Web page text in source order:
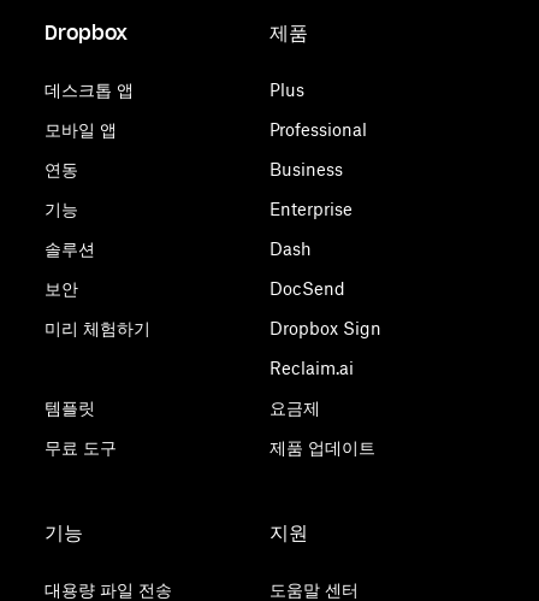
Dropbox
데스크톱 앱
모바일 앱
연동
기능
솔루션
보안
미리 체험하기
템플릿
무료 도구
제품
Plus
Professional
Business
Enterprise
Dash
DocSend
Dropbox Sign
Reclaim.ai
요금제
제품 업데이트
기능
대용량 파일 전송
지원
도움말 센터